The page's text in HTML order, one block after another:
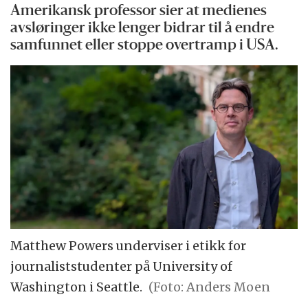
Amerikansk professor sier at medienes
avsløringer ikke lenger bidrar til å endre
samfunnet eller stoppe overtramp i USA.
Matthew Powers underviser i etikk for
journaliststudenter på University of
Washington i Seattle. (Foto: Anders Moen